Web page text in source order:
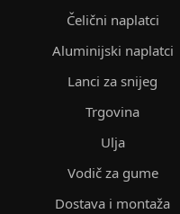
Čelični naplatci
Aluminijski naplatci
Lanci za snijeg
Trgovina
Ulja
Vodič za gume
Dostava i montaža